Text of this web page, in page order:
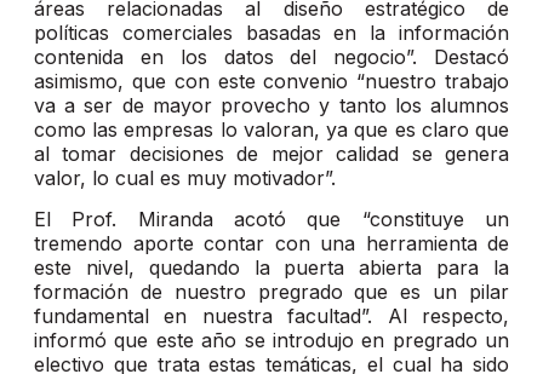
áreas relacionadas al diseño estratégico de
políticas comerciales basadas en la información
contenida en los datos del negocio”. Destacó
asimismo, que con este convenio “nuestro trabajo
va a ser de mayor provecho y tanto los alumnos
como las empresas lo valoran, ya que es claro que
al tomar decisiones de mejor calidad se genera
valor, lo cual es muy motivador”.
El Prof. Miranda acotó que “constituye un
tremendo aporte contar con una herramienta de
este nivel, quedando la puerta abierta para la
formación de nuestro pregrado que es un pilar
fundamental en nuestra facultad”. Al respecto,
informó que este año se introdujo en pregrado un
electivo que trata estas temáticas, el cual ha sido